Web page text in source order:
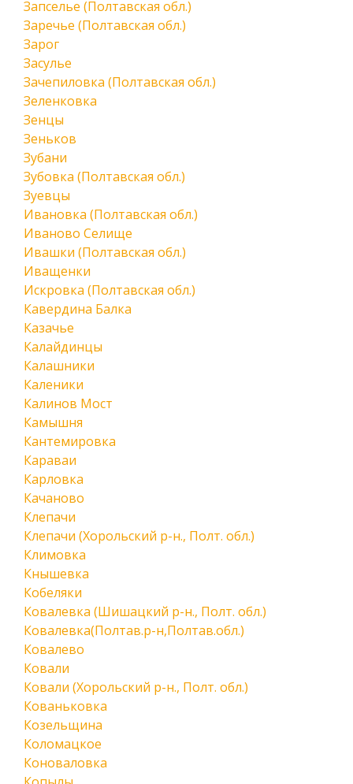
Запселье (Полтавская обл.)
Заречье (Полтавская обл.)
Зарог
Засулье
Зачепиловка (Полтавская обл.)
Зеленковка
Зенцы
Зеньков
Зубани
Зубовка (Полтавская обл.)
Зуевцы
Ивановка (Полтавская обл.)
Иваново Селище
Ивашки (Полтавская обл.)
Иващенки
Искровка (Полтавская обл.)
Кавердина Балка
Казачье
Калайдинцы
Калашники
Каленики
Калинов Мост
Камышня
Кантемировка
Караваи
Карловка
Качаново
Клепачи
Клепачи (Хорольский р-н., Полт. обл.)
Климовка
Кнышевка
Кобеляки
Ковалевка (Шишацкий р-н., Полт. обл.)
Ковалевка(Полтав.р-н,Полтав.обл.)
Ковалево
Ковали
Ковали (Хорольский р-н., Полт. обл.)
Кованьковка
Козельщина
Коломацкое
Коноваловка